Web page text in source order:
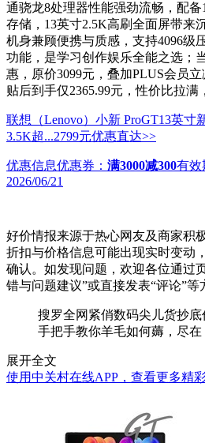
通骁龙8处理器性能强劲流畅，配
存储，13英寸2.5K高刷全面屏带来
机身兼顾便携与质感，支持4096级
功能，是学习创作娱乐全能之选；
惠，原价3099元，叠加PLUS会员
贴后到手仅2365.99元，性价比拉满
联想（Lenovo）小新 ProGT13英寸
3.5K超...2799元优惠直达>>
优惠信息优惠券： 满3000减300有效
2026/06/21
好价情报来源于热心网友及商家积
折扣与价格信息可能出现实时变动
确认。如发现问题，欢迎各位通过
错与问题建议”或直接发表“评论”等
搜罗全网紧俏数码尖儿货抄底
手把手教你羊毛如何薅，尽在
展开全文
使用中关村在线APP，查看更多精